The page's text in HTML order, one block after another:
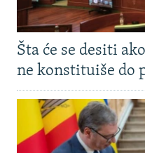
Šta će se desiti
ne konstituiše do